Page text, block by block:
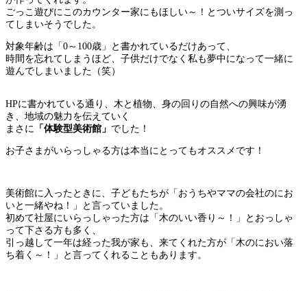
ごっこ遊びにこのカウンター家にもほしい～！とついサイズを測っ
てしまいそうでした。
対象年齢は「0～100歳」と書かれているだけあって、
時間を忘れてしまうほど、子供だけでなく私も夢中になって一緒に
遊んでしまいました（笑）
HPに書かれている通り、木と植物、身の回りの自然への興味が湧
き、地域の魅力を伝えていく
まさに
「体験型美術館」 でした！
お子さまがいらっしゃる方は本当にとってもオススメです！
美術館に入ったときに、子どもたちが「おうちやママの会社のにお
いと一緒やね！」と言っていました。
初めて社屋にいらっしゃった方は「木のいい香り～！」とおっしゃ
って下さる方も多く、
引っ越して一年は経った我が家も、来てくれた方が「木のにおい落
ち着く～！」と言ってくれることもあります。